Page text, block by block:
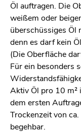
Öl auftragen. Die
weißem oder
überschüssiges Öl
denn es darf kein
(Die Oberfläche
Für ein besonders
Aktiv Öl pro 10 m²
dem ersten
Trockenzeit von
begehbar.